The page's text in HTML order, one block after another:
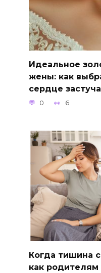
Идеальное
жены: как
сердце
0 6
Когда тишина
как родителям